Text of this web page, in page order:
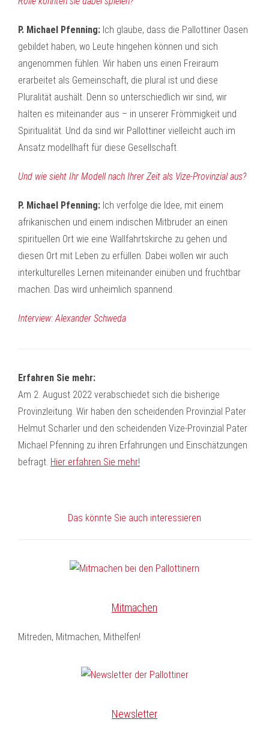
P. Michael Pfenning: Ich glaube, dass die Pallottiner Oasen
gebildet haben, wo Leute hingehen können und sich
angenommen fühlen. Wir haben uns einen Freiraum
erarbeitet als Gemeinschaft, die plural ist und diese
Pluralität aushält. Denn so unterschiedlich wir sind, wir
halten es miteinander aus – in unserer Frömmigkeit und
Spiritualität. Und da sind wir Pallottiner vielleicht auch im
Ansatz modellhaft für diese Gesellschaft.
Und wie sieht Ihr Modell nach Ihrer Zeit als Vize-Provinzial aus?
P. Michael Pfenning: Ich verfolge die Idee, mit einem
afrikanischen und einem indischen Mitbruder an einen
spirituellen Ort wie eine Wallfahrtskirche zu gehen und
diesen Ort mit Leben zu erfüllen. Dabei wollen wir auch
interkulturelles Lernen miteinander einüben und fruchtbar
machen. Das wird unheimlich spannend.
Interview: Alexander Schweda
Erfahren Sie mehr:
Am 2. August 2022 verabschiedet sich die bisherige
Provinzleitung. Wir haben den scheidenden Provinzial Pater
Helmut Scharler und den scheidenden Vize-Provinzial Pater
Michael Pfenning zu ihren Erfahrungen und Einschätzungen
befragt. Hier erfahren Sie mehr!
Das könnte Sie auch interessieren
Mitmachen
Mitreden, Mitmachen, Mithelfen!
Newsletter